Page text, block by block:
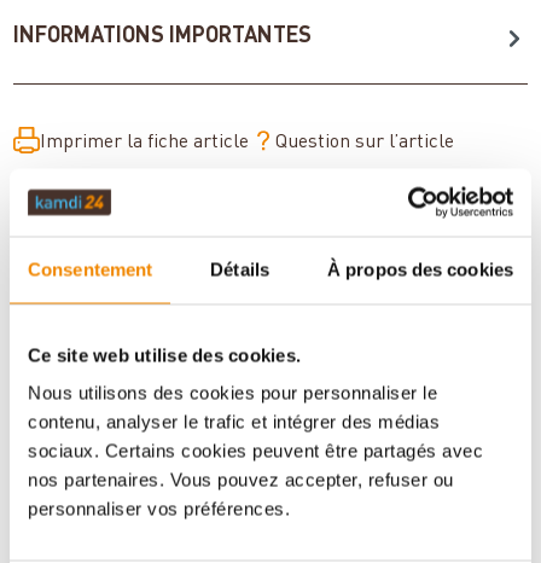
Consentement Détails À propos des cookies
Ce site web utilise des cookies.
Nous utilisons des cookies pour personnaliser le
contenu, analyser le trafic et intégrer des médias
sociaux. Certains cookies peuvent être partagés avec
nos partenaires. Vous pouvez accepter, refuser ou
personnaliser vos préférences.
INFORMATIONS IMPORTANTES
Imprimer la fiche article Question sur l’article
Votre conseiller en matière de poêles
et de cheminées: